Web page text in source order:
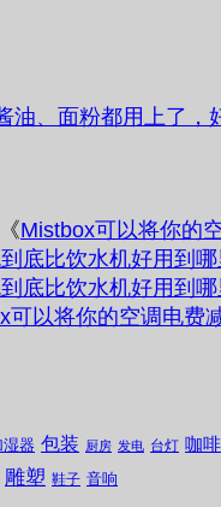
油、面粉都用上了，
Mistbox可以将你的
底比饮水机好用到
底比饮水机好用到
可以将你的空调电费
湿器 包装 厨房 发电 台灯 咖啡
雕塑 鞋子 音响